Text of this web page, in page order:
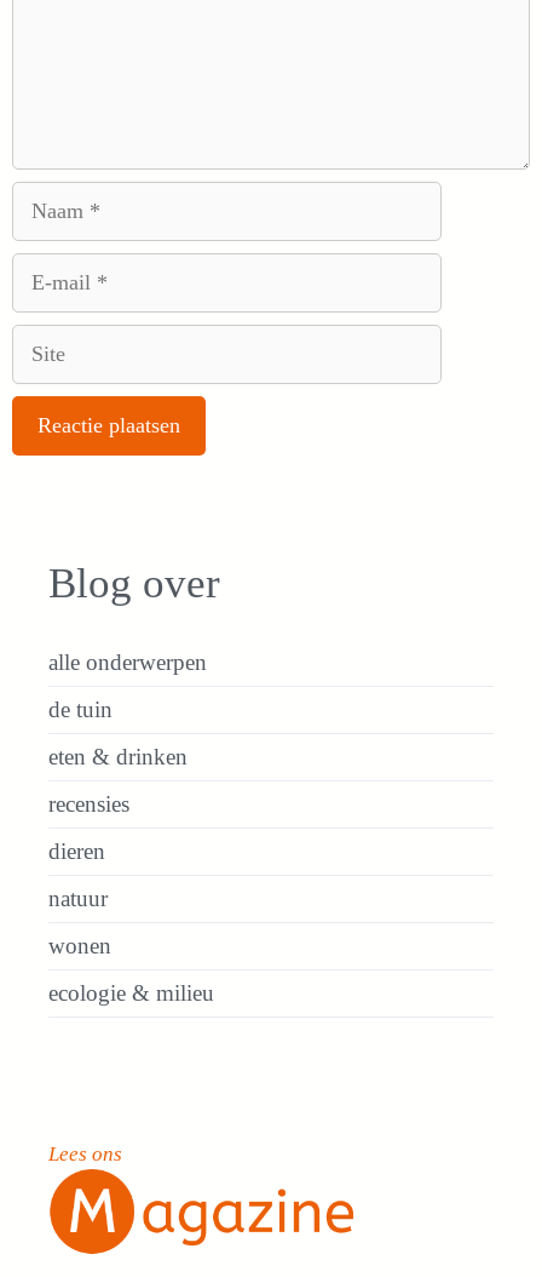
Blog over
alle onderwerpen
de tuin
eten & drinken
recensies
dieren
natuur
wonen
ecologie & milieu
Lees ons